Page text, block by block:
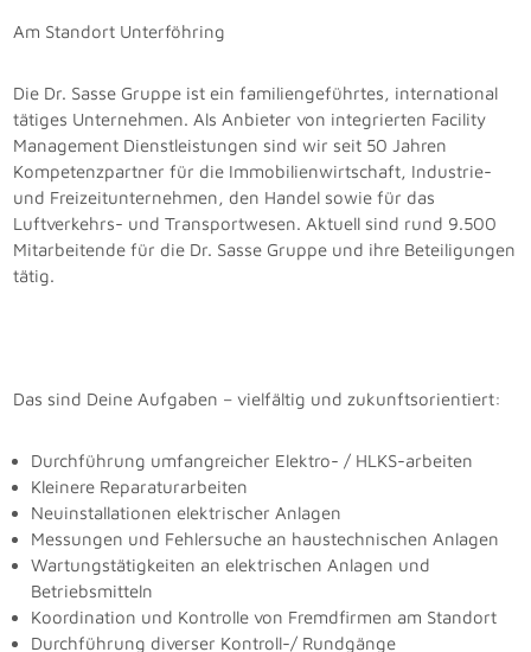
Am Standort Unterföhring
Die Dr. Sasse Gruppe ist ein familiengeführtes, international
tätiges Unternehmen. Als Anbieter von integrierten Facility
Management Dienstleistungen sind wir seit 50 Jahren
Kompetenzpartner für die Immobilienwirtschaft, Industrie-
und Freizeitunternehmen, den Handel sowie für das
Luftverkehrs- und Transportwesen. Aktuell sind rund 9.500
Mitarbeitende für die Dr. Sasse Gruppe und ihre Beteiligungen
tätig.
Das sind Deine Aufgaben – vielfältig und zukunftsorientiert:
Durchführung umfangreicher Elektro- / HLKS-arbeiten
Kleinere Reparaturarbeiten
Neuinstallationen elektrischer Anlagen
Messungen und Fehlersuche an haustechnischen Anlagen
Wartungstätigkeiten an elektrischen Anlagen und
Betriebsmitteln
Koordination und Kontrolle von Fremdfirmen am Standort
Durchführung diverser Kontroll-/ Rundgänge